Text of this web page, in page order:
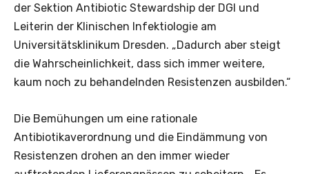
der Sektion Antibiotic Stewardship der DGI und
Leiterin der Klinischen Infektiologie am
Universitätsklinikum Dresden. „Dadurch aber steigt
die Wahrscheinlichkeit, dass sich immer weitere,
kaum noch zu behandelnden Resistenzen ausbilden.“
Die Bemühungen um eine rationale
Antibiotikaverordnung und die Eindämmung von
Resistenzen drohen an den immer wieder